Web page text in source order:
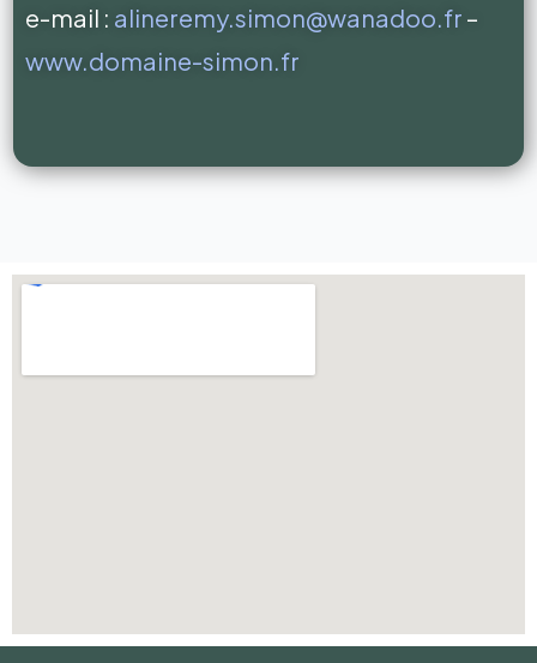
e-mail : alineremy.simon@wanadoo.fr –
www.domaine-simon.fr